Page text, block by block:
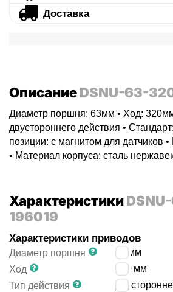
Доставка
ОписаниеDSNU-63-
Диаметр поршня: 63мм • Ход:
двустороннего действия •
позиции: с магнитом для датчиков
• Материал корпуса: сталь
Характеристики
196019
Характеристики приводов
Диаметр поршня
мм
Ход
320 мм
Тип действия